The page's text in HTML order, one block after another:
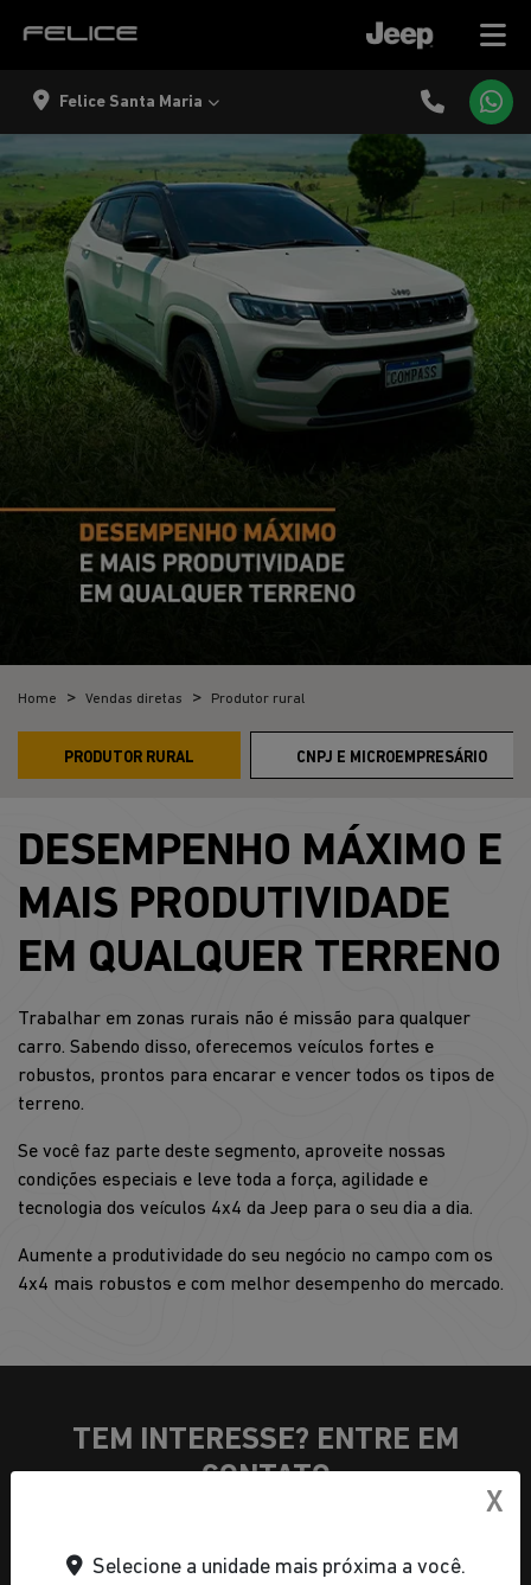
Felice Santa Maria
Home Vendas diretas Produtor rural
CNPJ E MICROEMPRESÁRIO
PRODUTOR RURAL
DESEMPENHO MÁXIMO E
MAIS PRODUTIVIDADE
EM QUALQUER TERRENO
Trabalhar em zonas rurais não é missão para qualquer
carro. Sabendo disso, oferecemos veículos fortes e
robustos, prontos para encarar e vencer todos os tipos de
terreno.
Se você faz parte deste segmento, aproveite nossas
condições especiais e leve toda a força, agilidade e
tecnologia dos veículos 4x4 da Jeep para o seu dia a dia.
Aumente a produtividade do seu negócio no campo com os
4x4 mais robustos e com melhor desempenho do mercado.
TEM INTERESSE? ENTRE EM
CONTATO
1. Seus dados
X
Selecione a unidade mais próxima a você.